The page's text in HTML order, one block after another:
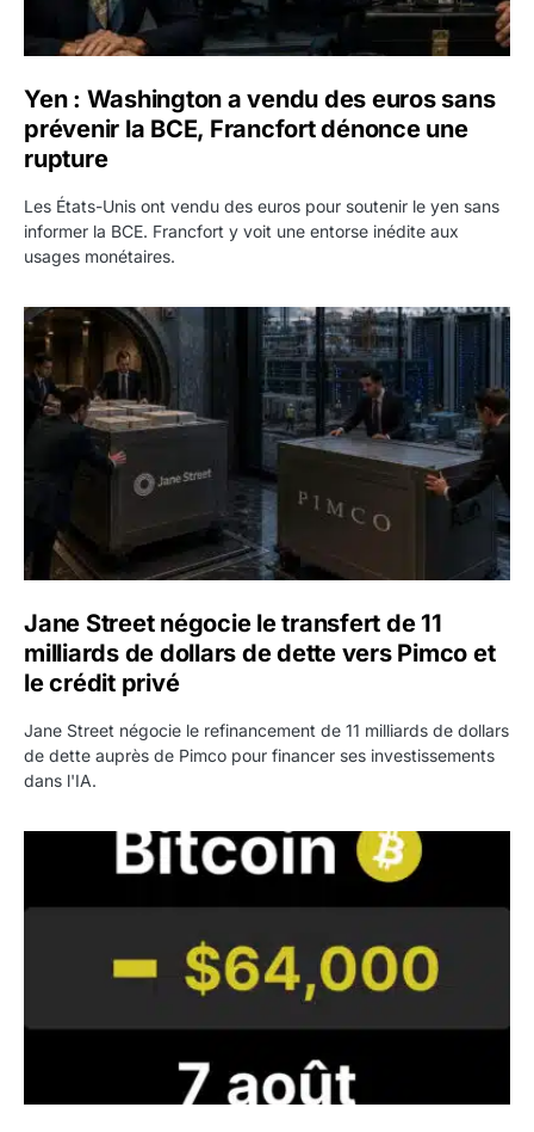
Yen : Washington a vendu des euros sans
prévenir la BCE, Francfort dénonce une
rupture
Les États-Unis ont vendu des euros pour soutenir le yen sans
informer la BCE. Francfort y voit une entorse inédite aux
usages monétaires.
Jane Street négocie le transfert de 11 milliards de
Jane Street négocie le transfert de 11
milliards de dollars de dette vers Pimco et
le crédit privé
Jane Street négocie le refinancement de 11 milliards de dollars
de dette auprès de Pimco pour financer ses investissements
dans l'IA.
Bitcoin stagne à 64 000 dollars pendant que les